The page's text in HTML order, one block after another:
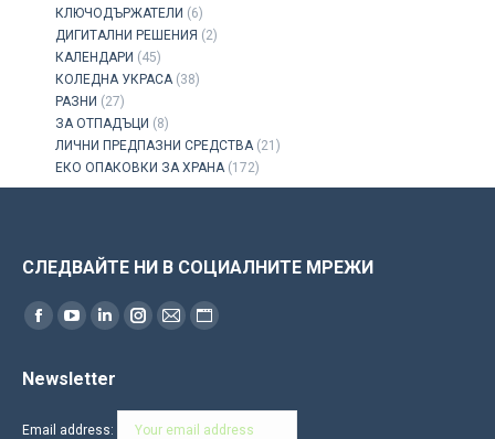
КЛЮЧОДЪРЖАТЕЛИ (6)
ДИГИТАЛНИ РЕШЕНИЯ (2)
КАЛЕНДАРИ (45)
КОЛЕДНА УКРАСА (38)
РАЗНИ (27)
ЗА ОТПАДЪЦИ (8)
ЛИЧНИ ПРЕДПАЗНИ СРЕДСТВА (21)
ЕКО ОПАКОВКИ ЗА ХРАНА (172)
СЛЕДВАЙТЕ НИ В СОЦИАЛНИТЕ МРЕЖИ
Find us on:
Facebook
opens
YouTube
opens
Linkedin
opens
Instagram
in
Mail
in
Website
in
Newsletter
Email address: